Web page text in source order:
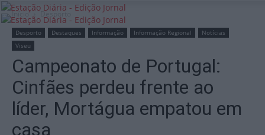
Início Desporto
Desporto Destaques Informação Informação Regional
Notícias
Viseu
Campeonato de Portugal:
Cinfães perdeu frente ao
líder, Mortágua empatou em
casa